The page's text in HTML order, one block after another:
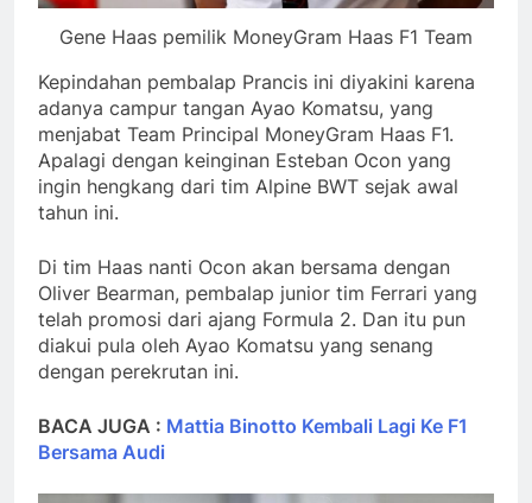
Gene Haas pemilik MoneyGram Haas F1 Team
Kepindahan pembalap Prancis ini diyakini karena
adanya campur tangan Ayao Komatsu, yang
menjabat Team Principal MoneyGram Haas F1.
Apalagi dengan keinginan Esteban Ocon yang
ingin hengkang dari tim Alpine BWT sejak awal
tahun ini.
Di tim Haas nanti Ocon akan bersama dengan
Oliver Bearman, pembalap junior tim Ferrari yang
telah promosi dari ajang Formula 2. Dan itu pun
diakui pula oleh Ayao Komatsu yang senang
dengan perekrutan ini.
BACA JUGA : Mattia Binotto Kembali Lagi Ke F1
Bersama Audi